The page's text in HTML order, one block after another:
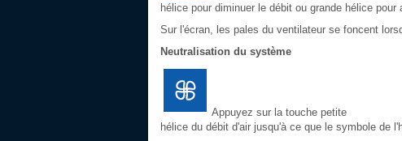
hélice pour diminuer le débit ou grande hélice pour
Sur l'écran, les pales du ventilateur se foncent
Neutralisation du système
Appuyez sur la touche petite
hélice du débit d'air jusqu'à ce que le symbole de